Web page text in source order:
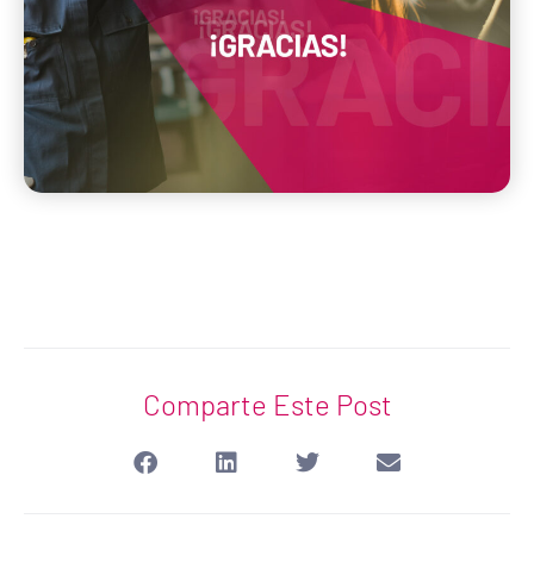
Comparte Este Post